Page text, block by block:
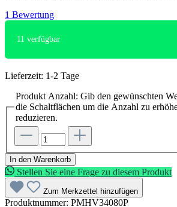
1 Bewertung
11 verfügbar
Lieferzeit: 1-2 Tage
Produkt Anzahl: Gib den gewünschten
die Schaltflächen um die Anzahl zu
reduzieren.
In den Warenkorb
Stellen Sie eine Frage zu diesem Produkt
Zum Merkzettel hinzufügen
Produktnummer: PMHV34080P